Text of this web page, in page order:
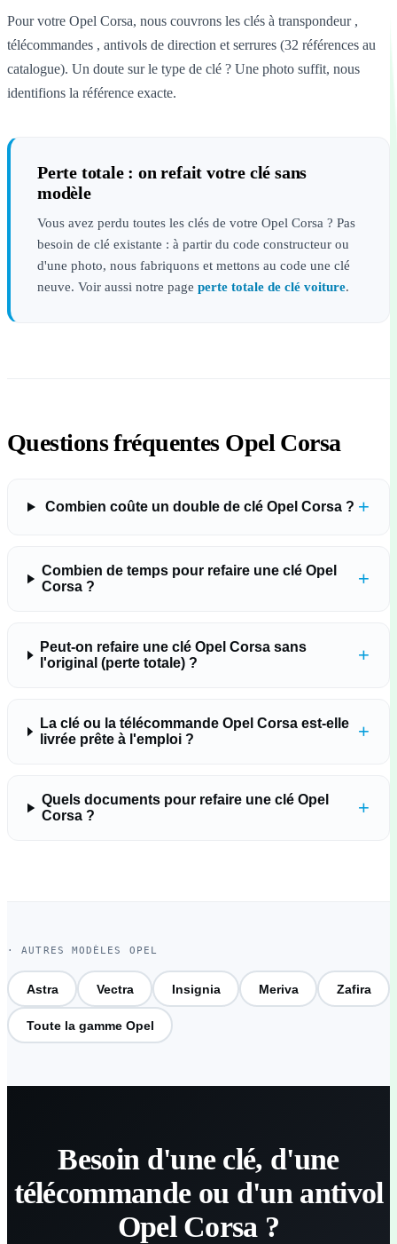
Pour votre Opel Corsa, nous couvrons les clés à transpondeur ,
télécommandes , antivols de direction et serrures (32 références au
catalogue). Un doute sur le type de clé ? Une photo suffit, nous
identifions la référence exacte.
Perte totale : on refait votre clé sans
modèle
Vous avez perdu toutes les clés de votre Opel Corsa ? Pas
besoin de clé existante : à partir du code constructeur ou
d'une photo, nous fabriquons et mettons au code une clé
neuve. Voir aussi notre page perte totale de clé voiture.
Questions fréquentes Opel Corsa
Combien coûte un double de clé Opel Corsa ? +
Combien de temps pour refaire une clé Opel
Corsa ?
+
Peut-on refaire une clé Opel Corsa sans
l'original (perte totale) ?
+
La clé ou la télécommande Opel Corsa est-elle
livrée prête à l'emploi ?
+
Quels documents pour refaire une clé Opel
Corsa ?
+
· AUTRES MODÈLES OPEL
Astra Vectra Insignia Meriva Zafira
Toute la gamme Opel
Besoin d'une clé, d'une
télécommande ou d'un antivol
Opel Corsa ?